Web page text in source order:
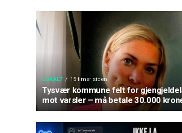
LOKALT 15 timer siden
Tysvær kommune felt for
mot varsler – må betale 30.000